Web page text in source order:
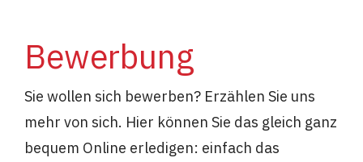
Bewerbung
Sie wollen sich bewerben? Erzählen Sie uns
mehr von sich. Hier können Sie das gleich ganz
bequem Online erledigen: einfach das